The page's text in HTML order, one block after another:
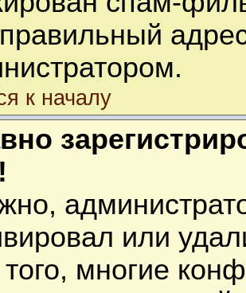
к началу
или
многие